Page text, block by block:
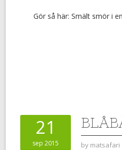
Gör så här: Smält smör i
21
sep 2015 by matsafari